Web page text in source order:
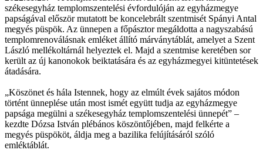
székesegyház templomszentelési évfordulóján az egyházmegye
papságával először mutatott be koncelebrált szentmisét Spányi Antal
megyés püspök. Az ünnepen a főpásztor megáldotta a nagyszabású
templomrenoválásnak emléket állító márványtáblát, amelyet a Szent
László mellékoltárnál helyeztek el. Majd a szentmise keretében sor
került az új kanonokok beiktatására és az egyházmegyei kitüntetések
átadására.
„Köszönet és hála Istennek, hogy az elmúlt évek sajátos módon
történt ünneplése után most ismét együtt tudja az egyházmegye
papsága megülni a székesegyház templomszentelési ünnepét” –
kezdte Dózsa István plébános köszöntőjében, majd felkérte a
megyés püspököt, áldja meg a bazilika felújításáról szóló
emléktáblát.